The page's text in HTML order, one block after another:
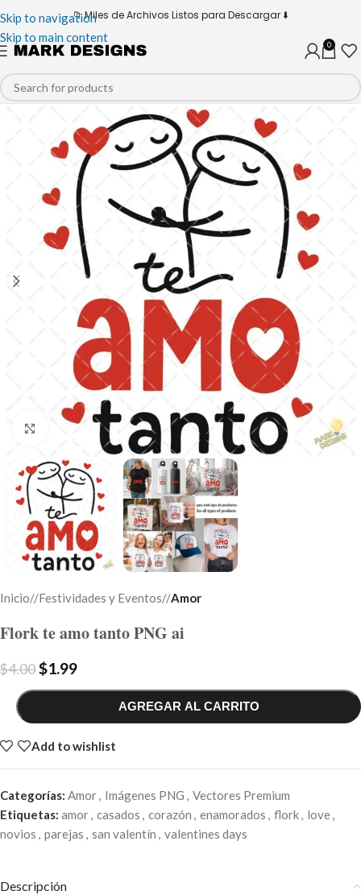
Skip to navigation
Skip to main content
📁 Miles de Archivos Listos para Descargar ⬇️
0
Click to enlarge
Inicio/ Festividades y Eventos/ Amor
Flork te amo tanto PNG ai
$4.00$1.99
AGREGAR AL CARRITO
Add to wishlist
Categorías: Amor, Imágenes PNG , Vectores Premium
Etiquetas: amor, casados , corazón , enamorados , flork, love,
novios , parejas , san valentín , valentines days
Descripción